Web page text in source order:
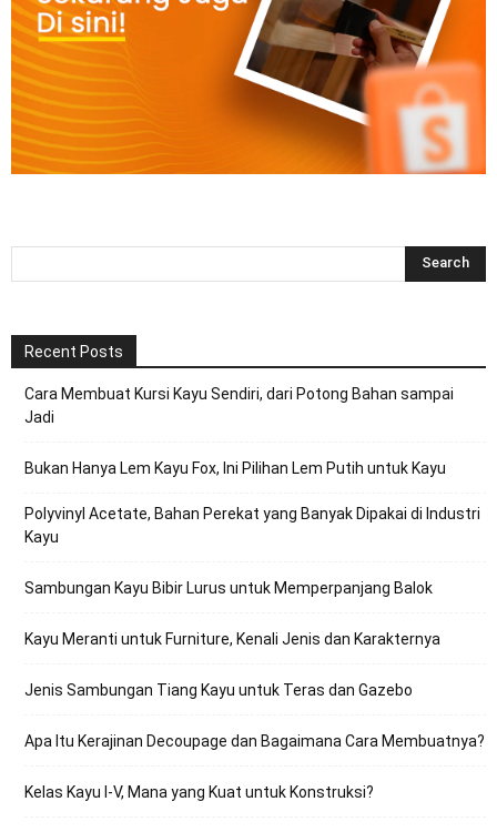
Recent Posts
Cara Membuat Kursi Kayu Sendiri, dari Potong Bahan sampai
Jadi
Bukan Hanya Lem Kayu Fox, Ini Pilihan Lem Putih untuk Kayu
Polyvinyl Acetate, Bahan Perekat yang Banyak Dipakai di Industri
Kayu
Sambungan Kayu Bibir Lurus untuk Memperpanjang Balok
Kayu Meranti untuk Furniture, Kenali Jenis dan Karakternya
Jenis Sambungan Tiang Kayu untuk Teras dan Gazebo
Apa Itu Kerajinan Decoupage dan Bagaimana Cara Membuatnya?
Kelas Kayu I-V, Mana yang Kuat untuk Konstruksi?